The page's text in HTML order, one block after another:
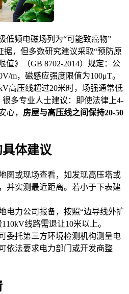
低频电磁场列为“可能致癌物”
据，但多数研究建议采取“预防原
值》（GB 8702-2014）规定：公
m，磁感应强度限值为100μT。
高压线超过20米时，场强通常低
多专业人士建议：即使法律上4-
心， 房屋与高压线之间保持20-50
体建议
图或现场查看，如发现高压塔或
并实测最近距离。若小于下表建
电力公司报备，按照“边导线外扩
线路需退让10米以上。
委托第三方环境检测机构测量电
依法要求电力部门或开发商整